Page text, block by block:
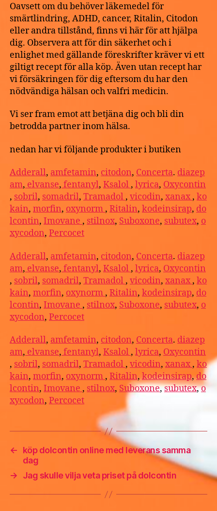
Oavsett om du behöver läkemedel för
smärtlindring, ADHD, cancer, Ritalin, Citodon
eller andra tillstånd, finns vi här för att hjälpa
dig. Observera att för din säkerhet och i
enlighet med gällande föreskrifter kräver vi ett
giltigt recept för alla köp. Även utan recept har
vi försäkringen för dig eftersom du har den
nödvändiga hälsan och valfri medicin.
Vi ser fram emot att betjäna dig och bli din
betrodda partner inom hälsa.
nedan har vi följande produkter i butiken
Adderall, amfetamin, citodon, Concerta. diazep
am, elvanse, fentanyl, Ksalol , lyrica, Oxycontin
, sobril, somadril, Tramadol , vicodin, xanax, ko
kain, morfin, oxynorm , Ritalin, kodeinsirap, do
lcontin, Imovane , stilnox, Suboxone, subutex, o
xycodon, Percocet
Adderall, amfetamin, citodon, Concerta. diazep
am, elvanse, fentanyl, Ksalol , lyrica, Oxycontin
, sobril, somadril, Tramadol , vicodin, xanax, ko
kain, morfin, oxynorm , Ritalin, kodeinsirap, do
lcontin, Imovane , stilnox, Suboxone, subutex, o
xycodon, Percocet
Adderall, amfetamin, citodon, Concerta. diazep
am, elvanse, fentanyl, Ksalol , lyrica, Oxycontin
, sobril, somadril, Tramadol , vicodin, xanax, ko
kain, morfin, oxynorm , Ritalin,kodeinsirap,do
lcontin, Imovane , stilnox, Suboxone,subutex,o
xycodon, Percocet
←
köp dolcontin online med leverans samma
dag
→
Jag skulle vilja veta priset på dolcontin